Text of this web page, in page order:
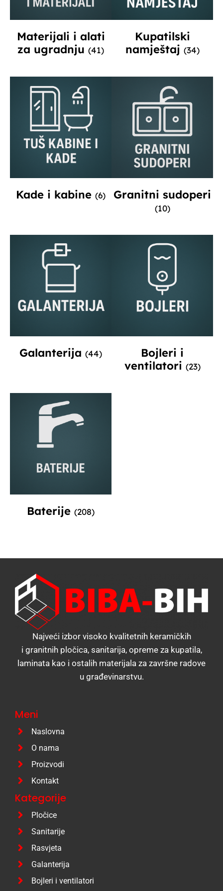
Materijali i alati
za ugradnju (41)
Kupatilski
namještaj (34)
Kade i kabine (6) Granitni sudoperi
(10)
Galanterija (44)
Bojleri i
ventilatori (23)
Baterije (208)
Najveći izbor visoko kvalitetnih keramičkih
i granitnih pločica, sanitarija, opreme za kupatila,
laminata kao i ostalih materijala za završne radove
u građevinarstvu.
Meni
Naslovna
O nama
Proizvodi
Kontakt
Kategorije
Pločice
Sanitarije
Rasvjeta
Galanterija
Bojleri i ventilatori